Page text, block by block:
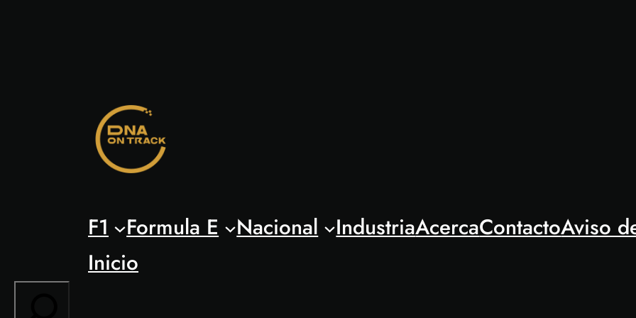
F1 Formula E Nacional IndustriaAcercaContactoAviso
Inicio